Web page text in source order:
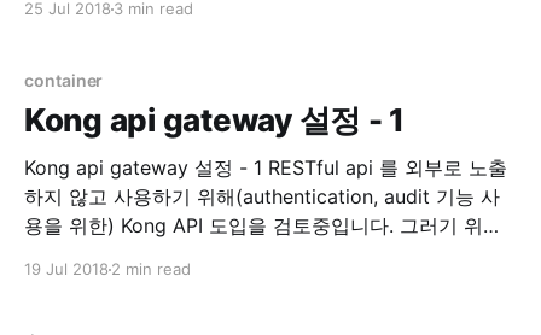
Management and Microservice Management
25 Jul 2018 3 min read
container
Kong api gateway 설정 - 1
Kong api gateway 설정 - 1 RESTful api 를 외부로 노출
하지 않고 사용하기 위해(authentication, audit 기능 사
용을 위한) Kong API 도입을 검토중입니다. 그러기 위해
19 Jul 2018 2 min read